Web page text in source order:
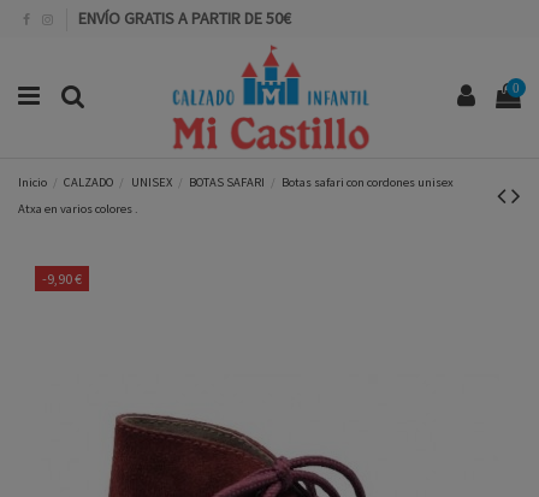
ENVÍO GRATIS A PARTIR DE 50€
0
Inicio CALZADO UNISEX BOTAS SAFARI
Botas safari con cordones unisex
Atxa en varios colores .
-9,90 €